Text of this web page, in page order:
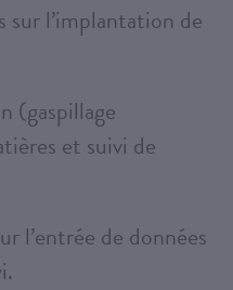
sur l’implantation de
(gaspillage
et suivi de
l’entrée de données